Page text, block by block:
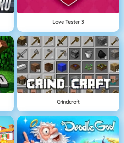
Love Tester 3
Grindcraft